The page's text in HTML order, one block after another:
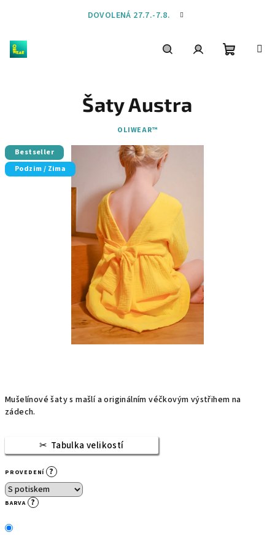
DOVOLENÁ 27.7.-7.8.
Mušelínové šaty s mašlí a originálním véčkovým výstřihem na
zádech.
Tabulka velikostí
PROVEDENÍ ?
BARVA ?
Šaty Austra
OLIWEAR™
Bestseller
Podzim / Zima